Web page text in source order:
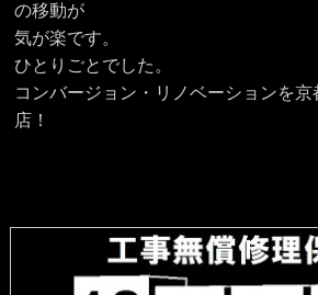
の移動が
気が楽です。
ひとりごとでした。
コンバージョン・リノベーションを
店！